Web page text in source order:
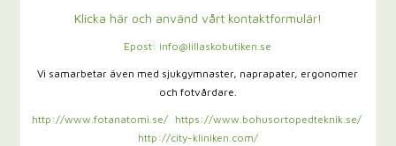
Klicka här och använd vårt kontaktformulär!
Epost: info@lillaskobutiken.se
Vi samarbetar även med sjukgymnaster, naprapater, ergonomer
och fotvårdare.
http://www.fotanatomi.se/
https://www.bohusortopedteknik.se/
http://city-kliniken.com/